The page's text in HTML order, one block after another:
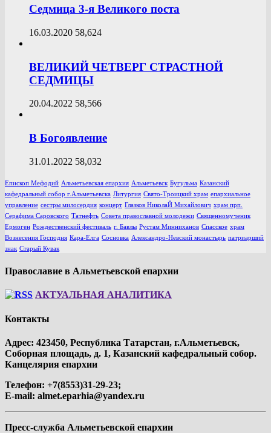
Седмица 3-я Великого поста
16.03.2020 58,624
ВЕЛИКИЙ ЧЕТВЕРГ СТРАСТНОЙ
СЕДМИЦЫ
20.04.2022 58,566
В Богоявление
31.01.2022 58,032
Епископ Мефодий Альметьевская епархия Альметьевск Бугульма Казанский
кафедральный собор г.Альметьевска Литургия Свято-Троицкий храм епархиальное
управление сестры милосердия концерт Глазков НиколаЙ Михайлович храм прп.
Серафима Саровского Татнефть Совета православной молодежи Священномученик
Ермоген Рождественский фестиваль г. Бавлы Рустам Минниханов Спасское храм
Вознесения Господня Кара-Елга Сосновка Александро-Невский монастырь патриарший
знак Старый Кувак
Православие в Альметьевской епархии
АКТУАЛЬНАЯ АНАЛИТИКА
Контакты
Адрес: 423450, Республика Татарстан, г.Альметьевск,
Соборная площадь, д. 1, Казанский кафедральный собор.
Канцелярия епархии
Телефон: +7(8553)31-29-23;
E-mail: almet.eparhia@yandex.ru
Пресс-служба Альметьевской епархии